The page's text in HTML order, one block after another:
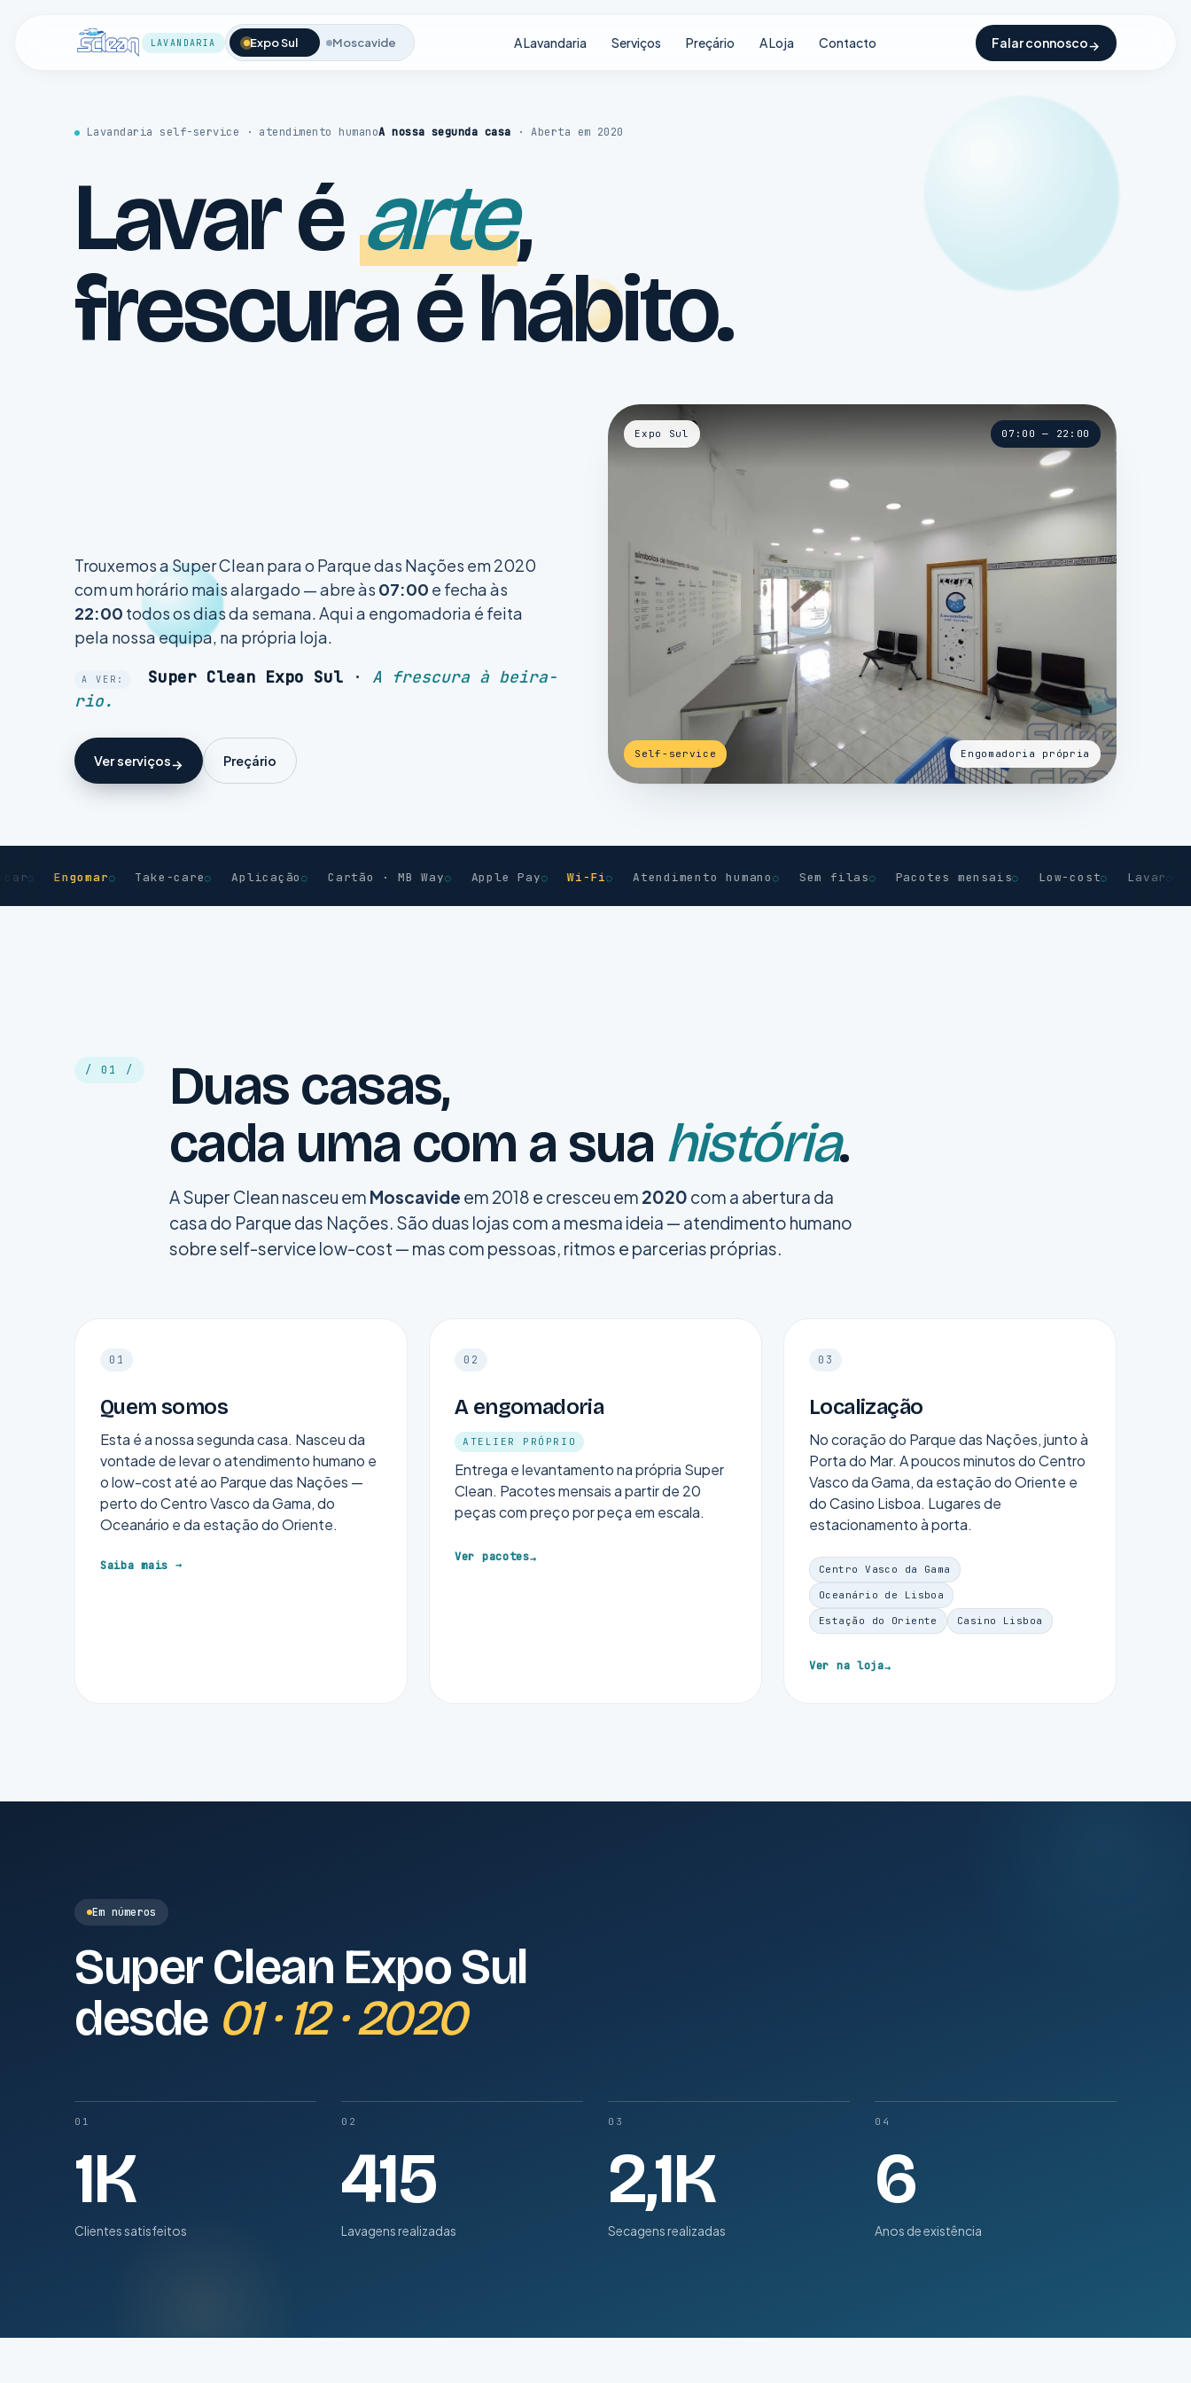
LAVANDARIA Expo Sul Moscavide A Lavandaria Serviços Preçário A Loja Contacto Falar connosco
Lavandaria self-service · atendimento humanoA nossa segunda casa · Aberta em 2020
Lavar éarte,
frescura é hábito.
Trouxemos a Super Clean para o Parque das Nações em 2020
com um horário mais alargado — abre às 07:00 e fecha às
22:00 todos os dias da semana. Aqui a engomadoria é feita
pela nossa equipa, na própria loja.
A VER: Super Clean Expo Sul · A frescura à beira-
rio.
Ver serviços Preçário
Expo Sul 07:00 — 22:00
Self-service Engomadoria própria
Engomar Take-care Aplicação Cartão · MB Way Apple Pay Wi-Fi Atendimento humano Sem filas Pacotes mensais Low-cost Lavar
/ 01 /
Duas casas,
cada uma com a sua história.
A Super Clean nasceu em Moscavide em 2018 e cresceu em 2020 com a abertura da
casa do Parque das Nações. São duas lojas com a mesma ideia — atendimento humano
sobre self-service low-cost — mas com pessoas, ritmos e parcerias próprias.
01
Quem somos
Esta é a nossa segunda casa. Nasceu da
vontade de levar o atendimento humano e
o low-cost até ao Parque das Nações —
perto do Centro Vasco da Gama, do
Oceanário e da estação do Oriente.
Saiba mais
02
A engomadoria
ATELIER PRÓPRIO
Entrega e levantamento na própria Super
Clean. Pacotes mensais a partir de 20
peças com preço por peça em escala.
Ver pacotes
03
Localização
No coração do Parque das Nações, junto à
Porta do Mar. A poucos minutos do Centro
Vasco da Gama, da estação do Oriente e
do Casino Lisboa. Lugares de
estacionamento à porta.
Centro Vasco da Gama
Oceanário de Lisboa
Estação do Oriente Casino Lisboa
Ver na loja
Em números
Super Clean Expo Sul
desde 01 · 12 · 2020
01
1K
Clientes satisfeitos
02
415
Lavagens realizadas
03
2,1K
Secagens realizadas
04
6
Anos de existência